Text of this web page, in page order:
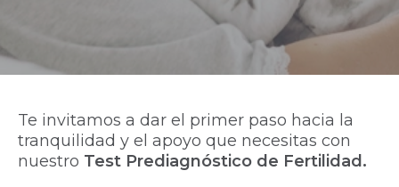
Te invitamos a dar el primer paso hacia la
tranquilidad y el apoyo que necesitas con
nuestro Test Prediagnóstico de Fertilidad.